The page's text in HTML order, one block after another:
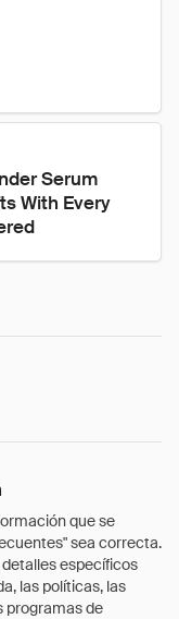
Serum
With Every
que se
sea correcta.
específicos
las políticas, las
programas de